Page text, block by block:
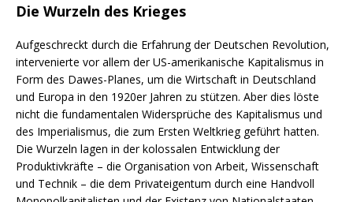
Die Wurzeln des Krieges
Aufgeschreckt durch die Erfahrung der Deutschen Revolution,
intervenierte vor allem der US-amerikanische Kapitalismus in
Form des Dawes-Planes, um die Wirtschaft in Deutschland
und Europa in den 1920er Jahren zu stützen. Aber dies löste
nicht die fundamentalen Widersprüche des Kapitalismus und
des Imperialismus, die zum Ersten Weltkrieg geführt hatten.
Die Wurzeln lagen in der kolossalen Entwicklung der
Produktivkräfte – die Organisation von Arbeit, Wissenschaft
und Technik – die dem Privateigentum durch eine Handvoll